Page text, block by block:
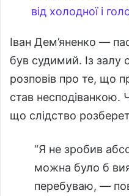
від холодної і
Іван Дем’яненко —
був судимий. Із залу
розповів про те, що
став несподіванкою.
що слідство
“Я не зробив
можна було б
перебуваю, —